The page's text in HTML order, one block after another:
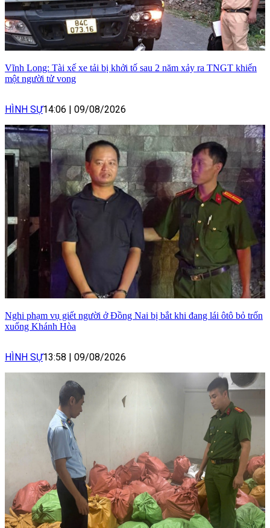
Vĩnh Long: Tài xế xe tải bị khởi tố sau 2 năm xảy ra TNGT khiến
một người tử vong
HÌNH SỰ14:06 09/08/2026
Nghi phạm vụ giết người ở Đồng Nai bị bắt khi đang lái ôtô bỏ trốn
xuống Khánh Hòa
HÌNH SỰ13:58 09/08/2026